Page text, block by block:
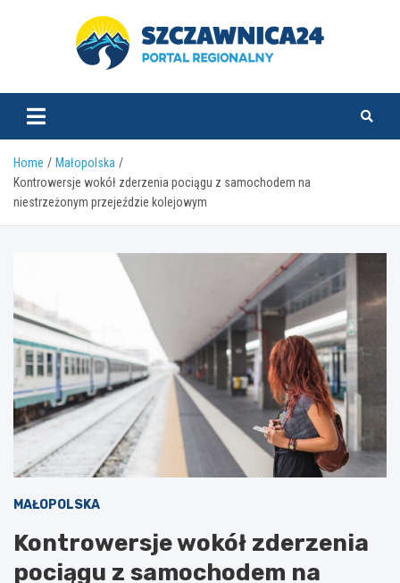
szczawnica24.pl
Home
Małopolska
Kontrowersje wokół zderzenia pociągu z samochodem na
niestrzeżonym przejeździe kolejowym
MAŁOPOLSKA
Kontrowersje wokół zderzenia
pociągu z samochodem na